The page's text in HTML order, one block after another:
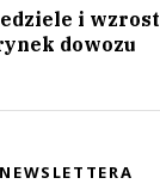
i wzrost
dowozu